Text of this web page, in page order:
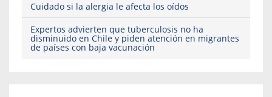
Cuidado si la alergia le afecta los oídos
Expertos advierten que tuberculosis no ha
disminuido en Chile y piden atención en migrantes
de países con baja vacunación